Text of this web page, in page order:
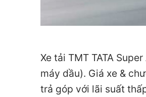
Xe tải TMT TATA
máy dầu). Giá xe &
trả góp với lãi suất